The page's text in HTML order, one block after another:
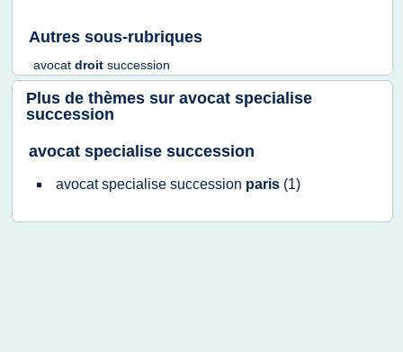
Autres sous-rubriques
avocat droit succession
Plus de thèmes sur avocat specialise
succession
avocat specialise succession
avocat specialise succession paris (1)